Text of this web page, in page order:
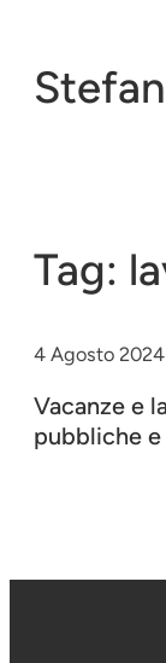
contenuto
Tag:
4 Agosto 2024
Vacanze e
pubbliche